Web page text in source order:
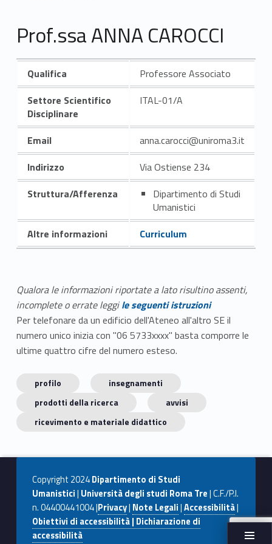
Prof.ssa ANNA CAROCCI
Qualifica
Professore Associato
Settore Scientifico
Disciplinare
ITAL-01/A
Email
anna.carocci@uniroma3.it
Indirizzo
Via Ostiense 234
Struttura/Afferenza
Dipartimento di Studi
Umanistici
Altre informazioni
Curriculum
Qualora le informazioni riportate a lato risultino assenti,
incomplete o errate leggile seguenti istruzioni
Per telefonare da un edificio dell'Ateneo all'altro SE il
numero unico inizia con "06 5733xxxx" basta comporre le
ultime quattro cifre del numero esteso.
profilo
insegnamenti
prodotti della ricerca
avvisi
ricevimento e materiale didattico
Copyright 2024Dipartimento di Studi
Umanistici| Università degli studi Roma Tre| C.F./P.I.
n. 04400441004 |Privacy| Note Legali|Accessibilità|
Obiettivi di accessibilità | Dichiarazione di
accessibilità